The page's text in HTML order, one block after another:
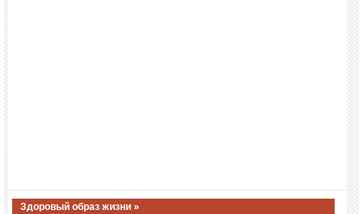
Здоровый образ жизни »